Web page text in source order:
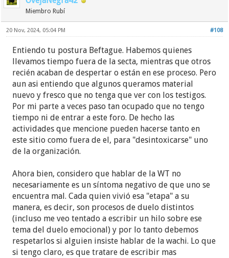
Miembro Rubí
#108
20 Nov, 2024, 05:04 PM
Entiendo tu postura Beftague. Habemos quienes
llevamos tiempo fuera de la secta, mientras que otros
recién acaban de despertar o están en ese proceso. Pero
aun asi entiendo que algunos queramos material
nuevo y fresco que no tenga que ver con los testigos.
Por mi parte a veces paso tan ocupado que no tengo
tiempo ni de entrar a este foro. De hecho las
actividades que mencione pueden hacerse tanto en
este sitio como fuera de el, para "desintoxicarse" uno
de la organización.
Ahora bien, considero que hablar de la WT no
necesariamente es un síntoma negativo de que uno se
encuentra mal. Cada quien vivió esa "etapa" a su
manera, es decir, son procesos de duelo distintos
(incluso me veo tentado a escribir un hilo sobre ese
tema del duelo emocional) y por lo tanto debemos
respetarlos si alguien insiste hablar de la wachi. Lo que
si tengo claro, es que tratare de escribir mas